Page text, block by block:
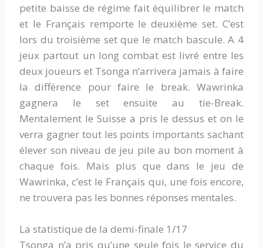
petite baisse de régime fait équilibrer le match
et le Français remporte le deuxième set. C’est
lors du troisième set que le match bascule. A 4
jeux partout un long combat est livré entre les
deux joueurs et Tsonga n’arrivera jamais à faire
la différence pour faire le break. Wawrinka
gagnera le set ensuite au tie-Break.
Mentalement le Suisse a pris le dessus et on le
verra gagner tout les points importants sachant
élever son niveau de jeu pile au bon moment à
chaque fois. Mais plus que dans le jeu de
Wawrinka, c’est le Français qui, une fois encore,
ne trouvera pas les bonnes réponses mentales.
La statistique de la demi-finale 1/17
Tsonga n’a pris qu’une seule fois le service du